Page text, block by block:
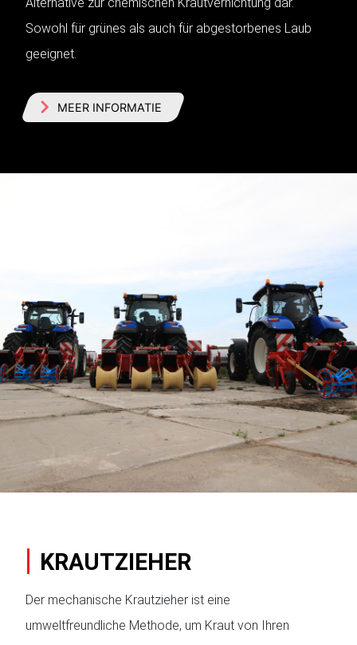
Sowohl für grünes als auch für abgestorbenes Laub
geeignet.
MEER INFORMATIE
KRAUTZIEHER
Der mechanische Krautzieher ist eine
umweltfreundliche Methode, um Kraut von Ihren